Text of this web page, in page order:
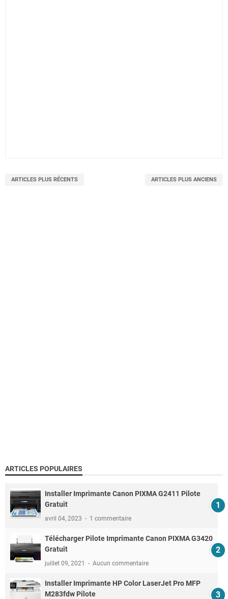
ARTICLES PLUS RÉCENTS ARTICLES PLUS ANCIENS
ARTICLES POPULAIRES
Installer Imprimante Canon PIXMA G2411 Pilote
Gratuit
avril 04, 2023 1 commentaire
Télécharger Pilote Imprimante Canon PIXMA G3420
Gratuit
juillet 09, 2021 Aucun commentaire
Installer Imprimante HP Color LaserJet Pro MFP
M283fdw Pilote